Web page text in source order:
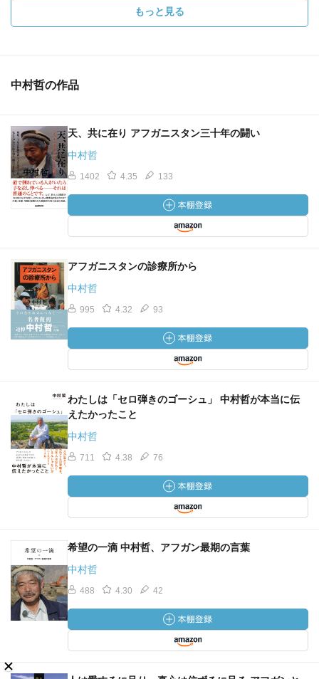
もっと見る
中村哲の作品
天、共に在り アフガニスタン三十年の闘い
中村哲
1402 4.35 133
アフガニスタンの診療所から
中村哲
995 4.32 93
わたしは「セロ弾きのゴーシュ」 中村哲が本当に伝
えたかったこと
中村哲
711 4.38 76
希望の一滴 中村哲、アフガン最期の言葉
中村哲
488 4.30 42